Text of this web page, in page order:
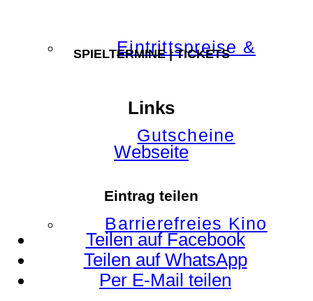
Eintrittspreise &
Gutscheine
Barrierefreies Kino
SPIELTERMINE | TICKETS
Links
Webseite
Eintrag teilen
Teilen auf Facebook
Teilen auf WhatsApp
Per E-Mail teilen